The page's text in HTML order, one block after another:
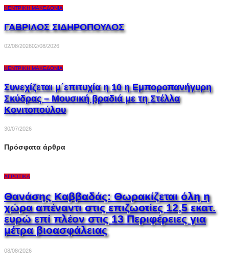
ΚΕΝΤΡΙΚΉ ΜΑΚΕΔΟΝΊΑ
ΓΑΒΡΙΛΟΣ ΣΙΔΗΡΟΠΟΥΛΟΣ
02/08/202602/08/2026
ΚΕΝΤΡΙΚΉ ΜΑΚΕΔΟΝΊΑ
Συνεχίζεται μ΄επιτυχία η 10 η Εμποροπανήγυρη
Σκύδρας – Μουσική βραδιά με τη Στέλλα
Κονιτοπούλου
30/07/2026
Πρόσφατα άρθρα
ΑΓΡΟΤΙΚΆ
Θανάσης Καββαδάς: Θωρακίζεται όλη η
χώρα απέναντι στις επιζωοτίες 12,5 εκατ.
ευρώ επί πλέον στις 13 Περιφέρειες για
μέτρα βιοασφάλειας
08/08/2026